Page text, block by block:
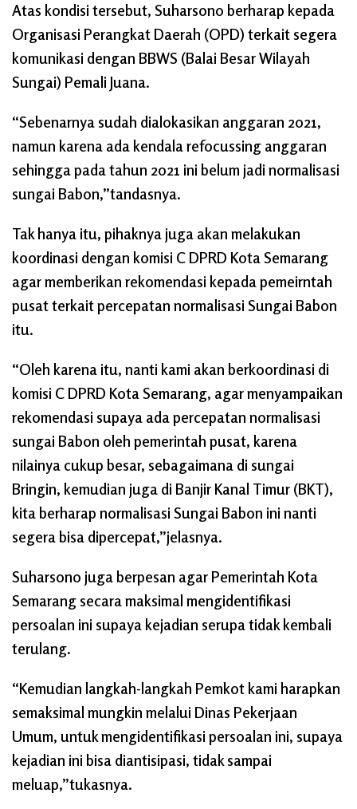
Atas kondisi tersebut, Suharsono berharap kepada
Organisasi Perangkat Daerah (OPD) terkait segera
komunikasi dengan BBWS (Balai Besar Wilayah
Sungai) Pemali Juana.
“Sebenarnya sudah dialokasikan anggaran 2021,
namun karena ada kendala refocussing anggaran
sehingga pada tahun 2021 ini belum jadi normalisasi
sungai Babon,”tandasnya.
Tak hanya itu, pihaknya juga akan melakukan
koordinasi dengan komisi C DPRD Kota Semarang
agar memberikan rekomendasi kepada pemeirntah
pusat terkait percepatan normalisasi Sungai Babon
itu.
“Oleh karena itu, nanti kami akan berkoordinasi di
komisi C DPRD Kota Semarang, agar menyampaikan
rekomendasi supaya ada percepatan normalisasi
sungai Babon oleh pemerintah pusat, karena
nilainya cukup besar, sebagaimana di sungai
Bringin, kemudian juga di Banjir Kanal Timur (BKT),
kita berharap normalisasi Sungai Babon ini nanti
segera bisa dipercepat,”jelasnya.
Suharsono juga berpesan agar Pemerintah Kota
Semarang secara maksimal mengidentifikasi
persoalan ini supaya kejadian serupa tidak kembali
terulang.
“Kemudian langkah-langkah Pemkot kami harapkan
semaksimal mungkin melalui Dinas Pekerjaan
Umum, untuk mengidentifikasi persoalan ini, supaya
kejadian ini bisa diantisipasi, tidak sampai
meluap,”tukasnya.